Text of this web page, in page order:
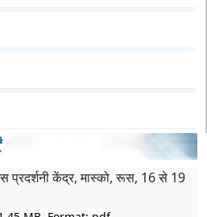
प्रदर्शनी केंद्र, मास्को, रूस, 16 से 19